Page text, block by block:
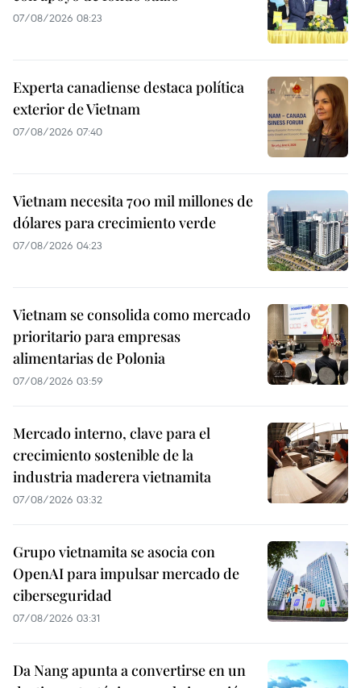
07/08/2026 08:23
Experta canadiense destaca política
exterior de Vietnam
07/08/2026 07:40
Vietnam necesita 700 mil millones de
dólares para crecimiento verde
07/08/2026 04:23
Vietnam se consolida como mercado
prioritario para empresas
alimentarias de Polonia
07/08/2026 03:59
Mercado interno, clave para el
crecimiento sostenible de la
industria maderera vietnamita
07/08/2026 03:32
Grupo vietnamita se asocia con
OpenAI para impulsar mercado de
ciberseguridad
07/08/2026 03:31
Da Nang apunta a convertirse en un